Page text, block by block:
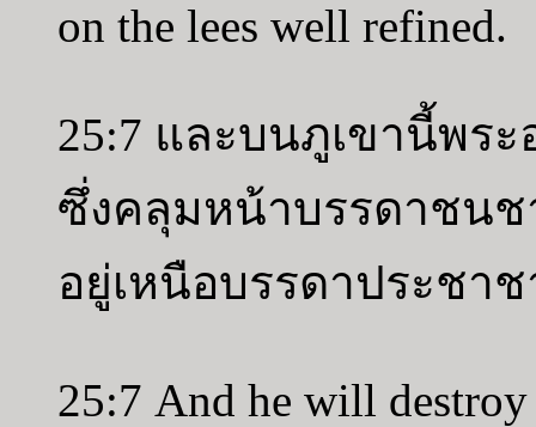
on the lees well refined.
25:7 และบนภูเขานี้พร
ซึ่งคลุมหน้าบรรดาชนช
อยู่เหนือบรรดาประชา
25:7 And he will